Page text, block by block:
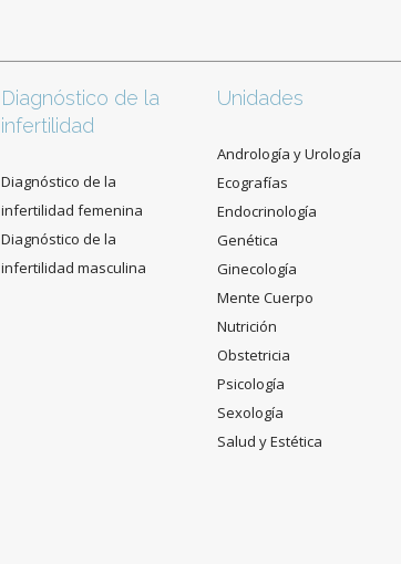
Diagnóstico de la
infertilidad
Diagnóstico de la
infertilidad femenina
Diagnóstico de la
infertilidad masculina
Unidades
Andrología y Urología
Ecografías
Endocrinología
Genética
Ginecología
Mente Cuerpo
Nutrición
Obstetricia
Psicología
Sexología
Salud y Estética